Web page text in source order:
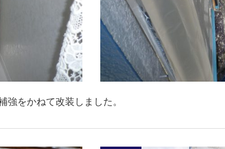
強をかねて改装しました。